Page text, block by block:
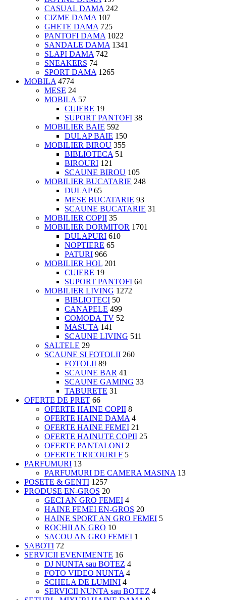
CASUAL DAMA 242
CIZME DAMA 107
GHETE DAMA 725
PANTOFI DAMA 1022
SANDALE DAMA 1341
SLAPI DAMA 742
SNEAKERS 74
SPORT DAMA 1265
MOBILA 4774
MESE 24
MOBILA 57
CUIERE 19
SUPORT PANTOFI 38
MOBILIER BAIE 592
DULAP BAIE 150
MOBILIER BIROU 355
BIBLIOTECA 51
BIROURI 121
SCAUNE BIROU 105
MOBILIER BUCATARIE 248
DULAP 65
MESE BUCATARIE 93
SCAUNE BUCATARIE 31
MOBILIER COPII 35
MOBILIER DORMITOR 1701
DULAPURI 610
NOPTIERE 65
PATURI 966
MOBILIER HOL 201
CUIERE 19
SUPORT PANTOFI 64
MOBILIER LIVING 1272
BIBLIOTECI 50
CANAPELE 499
COMODA TV 52
MASUTA 141
SCAUNE LIVING 511
SALTELE 29
SCAUNE SI FOTOLII 260
FOTOLII 89
SCAUNE BAR 41
SCAUNE GAMING 33
TABURETE 31
OFERTE DE PRET 66
OFERTE HAINE COPII 8
OFERTE HAINE DAMA 4
OFERTE HAINE FEMEI 21
OFERTE HAINUTE COPII 25
OFERTE PANTALONI 2
OFERTE TRICOURI F 5
PARFUMURI 13
PARFUMURI DE CAMERA MASINA 13
POSETE & GENTI 1257
PRODUSE EN-GROS 20
GECI AN GRO FEMEI 4
HAINE FEMEI EN-GROS 20
HAINE SPORT AN GRO FEMEI 5
ROCHII AN GRO 10
SACOU AN GRO FEMEI 1
SABOTI 72
SERVICII EVENIMENTE 16
DJ NUNTA sau BOTEZ 4
FOTO VIDEO NUNTA 4
SCHELA DE LUMINI 4
SERVICII NUNTA sau BOTEZ 4